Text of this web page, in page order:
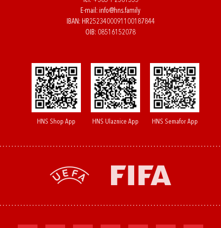
E-mail: info@hns.family
IBAN: HR2523400091100187844
OIB: 08516152078
HNS Shop App HNS Ulaznice App HNS Semafor App